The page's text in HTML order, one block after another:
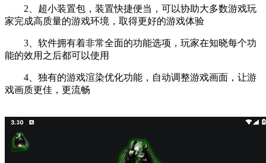
2、超小装置包，装置快捷便当，可以协助大多数游戏玩
家完成高质量的游戏环境，取得更好的游戏体验
3、软件拥有着非常全面的功能选项，玩家在知晓每个功
能的效用之后都可以使用
4、独有的游戏渲染优化功能，自动调整游戏画面，让游
戏画质更佳，更流畅